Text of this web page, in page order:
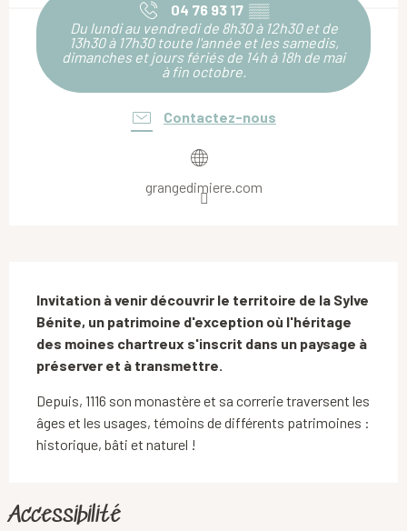
04 76 93 17 ▒▒
Du lundi au vendredi de 8h30 à 12h30 et de
13h30 à 17h30 toute l'année et les samedis,
dimanches et jours fériés de 14h à 18h de mai
à fin octobre.
Contactez-nous
grangedimiere.com
Invitation à venir découvrir le territoire de la Sylve
Bénite, un patrimoine d'exception où l'héritage
des moines chartreux s'inscrit dans un paysage à
préserver et à transmettre.
Depuis, 1116 son monastère et sa correrie traversent les
âges et les usages, témoins de différents patrimoines :
historique, bâti et naturel !
Accessibilité